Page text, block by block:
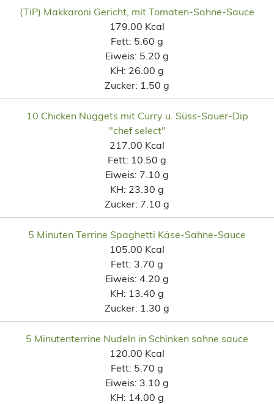
(TiP) Makkaroni Gericht, mit Tomaten-Sahne-Sauce
179.00 Kcal
Fett: 5.60 g
Eiweis: 5.20 g
KH: 26.00 g
Zucker: 1.50 g
10 Chicken Nuggets mit Curry u. Süss-Sauer-Dip
"chef select"
217.00 Kcal
Fett: 10.50 g
Eiweis: 7.10 g
KH: 23.30 g
Zucker: 7.10 g
5 Minuten Terrine Spaghetti Käse-Sahne-Sauce
105.00 Kcal
Fett: 3.70 g
Eiweis: 4.20 g
KH: 13.40 g
Zucker: 1.30 g
5 Minutenterrine Nudeln in Schinken sahne sauce
120.00 Kcal
Fett: 5.70 g
Eiweis: 3.10 g
KH: 14.00 g